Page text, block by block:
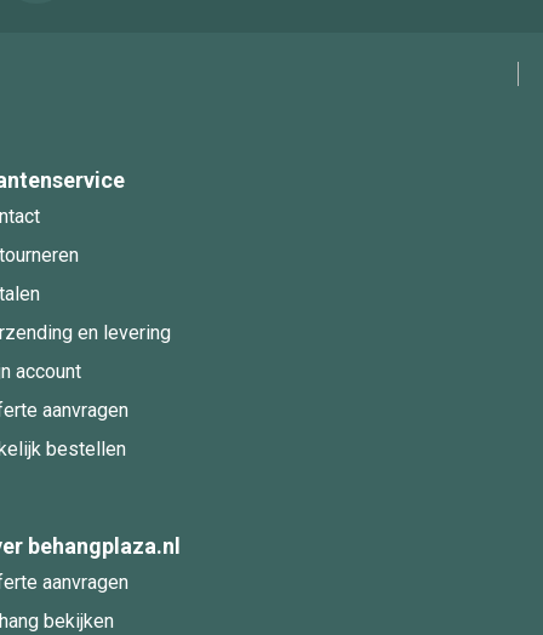
en levering
account
aanvragen
bestellen
behangplaza.nl
aanvragen
bekijken